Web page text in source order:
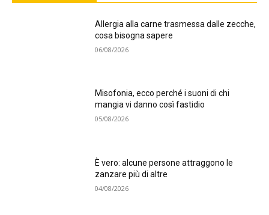
Allergia alla carne trasmessa dalle zecche,
cosa bisogna sapere
06/08/2026
Misofonia, ecco perché i suoni di chi
mangia vi danno così fastidio
05/08/2026
È vero: alcune persone attraggono le
zanzare più di altre
04/08/2026